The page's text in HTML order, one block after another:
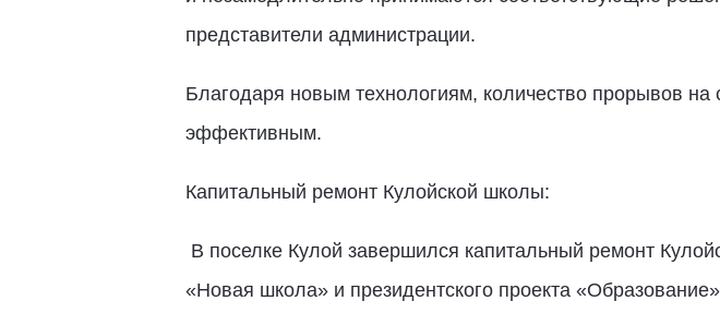
представители администрации.
Благодаря новым технологиям, количество прорывов на
эффективным.
Капитальный ремонт Кулойской школы:
В поселке Кулой завершился капитальный ремонт
«Новая школа» и президентского проекта